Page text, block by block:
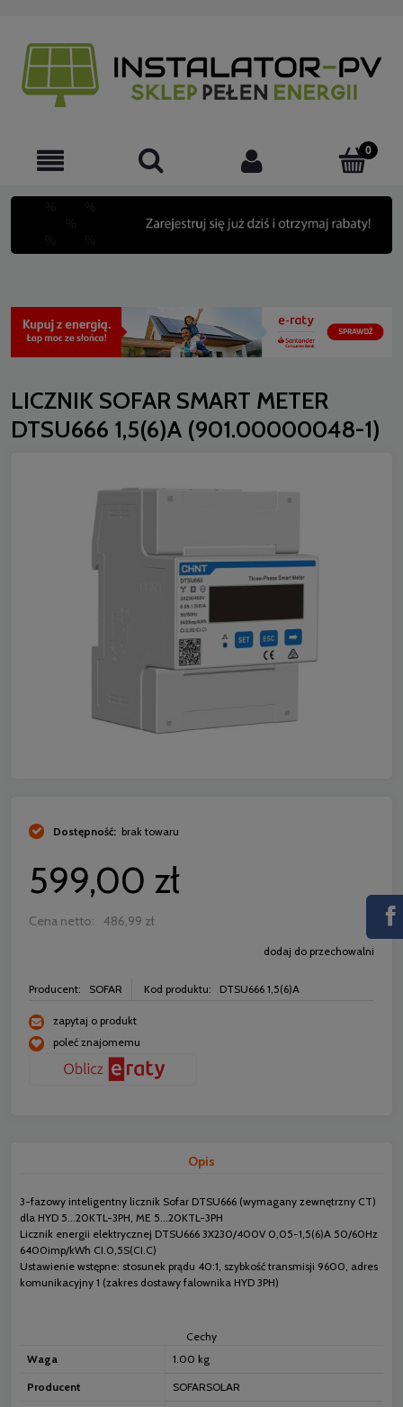
LICZNIK SOFAR SMART METER
DTSU666 1,5(6)A (901.00000048-1)
Dostępność: brak towaru
599,00 zł
Cena netto: 486,99 zł
dodaj do przechowalni
Producent: SOFAR Kod produktu: DTSU666 1,5(6)A
zapytaj o produkt
poleć znajomemu
Opis
3-fazowy inteligentny licznik Sofar DTSU666 (wymagany zewnętrzny CT)
dla HYD 5...20KTL-3PH, ME 5...20KTL-3PH
Licznik energii elektrycznej DTSU666 3X230/400V 0,05-1,5(6)A 50/60Hz
6400imp/kWh CI.0,5S(CI.C)
Ustawienie wstępne: stosunek prądu 40:1, szybkość transmisji 9600, adres
komunikacyjny 1 (zakres dostawy falownika HYD 3PH)
Cechy
Waga
1.00 kg
Producent SOFARSOLAR